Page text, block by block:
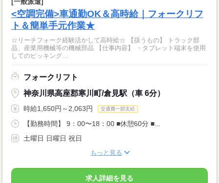
<空調完備>車通勤OK＆高時給｜フォークリフ
ト＆簡単手元作業★
☆リーチフォーク経験活かして高時給☆ 【扱うもの】 トラック部
品、産業用機械等の機械部品 【仕事内容】 ・タブレット端末を使用
してのピッキング...
フォークリフト
神奈川県高座郡寒川町/倉見駅（車 6分）
時給1,650円～2,063円 交通費一部支給
【勤務時間】 9：00〜18：00 ■休憩60分 ■...
土曜日 日曜日 祝日
もっと見る
求人詳細を見る